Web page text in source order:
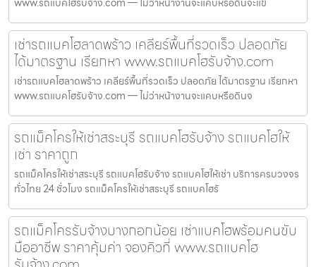
เช่ารถแบคโฮลาดพร้าว เคลียร์พื้นที่รวดเร็ว ปลอดภัย
ได้มาตรฐาน เรียกหา www.รถแบคโฮรับจ้าง.com
เช่ารถแบคโฮลาดพร้าว เคลียร์พื้นที่รวดเร็ว ปลอดภัย ได้มาตรฐาน เรียกหา
www.รถแบคโฮรับจ้าง.com — ไม่ว่าหน้างานจะแคบหรือดินจ
รถแม็คโครให้เช่าสระบุรี รถแบคโฮรับจ้าง รถแบคโฮให้
เช่า ราคาถูก
รถแม็คโครให้เช่าสระบุรี รถแบคโฮรับจ้าง รถแบคโฮให้เช่า บริการครบวงจร
ทั่วไทย 24 ชั่วโมง รถแม็คโครให้เช่าสระบุรี รถแบคโฮรั
รถแม็คโครรับจ้างบางกอกน้อย เช่าแบคโฮพร้อมคนขับ
มืออาชีพ ราคาคุ้มค่า จองคิวที่ www.รถแบคโฮ